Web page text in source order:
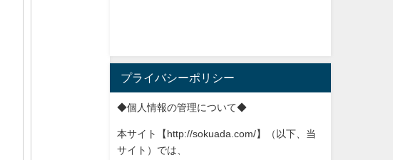
プライバシーポリシー
◆個人情報の管理について◆
本サイト【http://sokuada.com/】（以下、当
サイト）では、